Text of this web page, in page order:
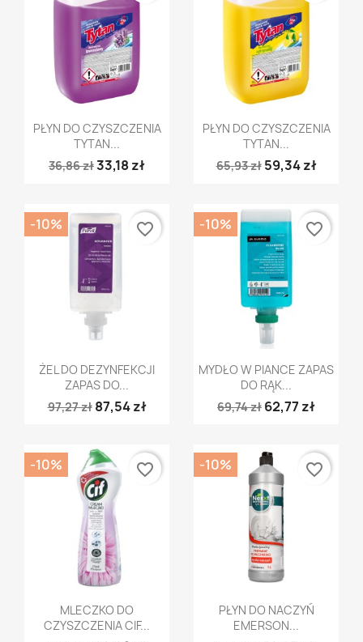
Szybki podgląd
PŁYN DO CZYSZCZENIA
TYTAN...
36,86 zł33,18 zł
Szybki podgląd
PŁYN DO CZYSZCZENIA
TYTAN...
65,93 zł 59,34 zł
 Szybki podgląd
ŻEL DO DEZYNFEKCJI
ZAPAS DO...
97,27 zł 87,54 zł
-10% favorite_border
Szybki podgląd
MYDŁO W PIANCE ZAPAS
DO RĄK...
69,74 zł 62,77 zł
-10% favorite_border
Szybki podgląd
MLECZKO DO
CZYSZCZENIA CIF...
-10% favorite_border
Szybki podgląd
PŁYN DO NACZYŃ
EMERSON...
-10% favorite_border